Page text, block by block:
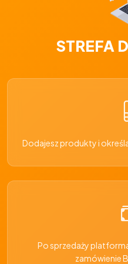
STREFA
Dodajesz produkty i
Po sprzedaży
zamówienie